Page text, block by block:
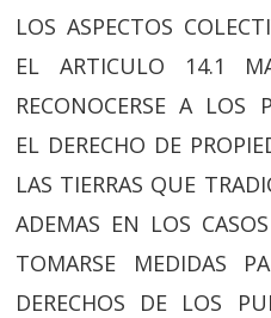
LOS ASPECTOS
EL ARTICULO 14.1
RECONOCERSE A LOS
EL DERECHO DE
LAS TIERRAS QUE
ADEMAS EN LOS
TOMARSE MEDIDAS
DERECHOS DE LOS